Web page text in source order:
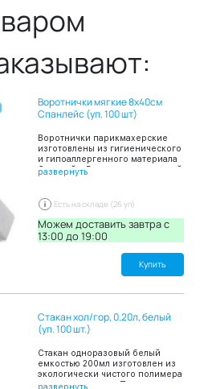
Воротнички мягкие 8х40см
Спанлейс (уп. 100 шт)
Воротнички парикмахерские
изготовлены из гигиенического
и гипоаллергенного материала
Спанлейс, Воротнички шириной
Благодаря таким свойствам
материала Спанлейса как
мягкость и высокая
впитываемость воротнички
создают комфортные ощущения
на коже и препятствию
попаданию загрязнений на
кожу и одежду при проведении
развернуть
Есть на складе (26 уп)
Можем доставить завтра c
13:00 до 19:00
Купить
Стакан хол/гор, 0.20л, белый
(уп. 100 шт.)
Стакан одноразовый белый
емкостью 200мл изготовлен из
экологически чистого полимера
– полипропилена. Подходит для